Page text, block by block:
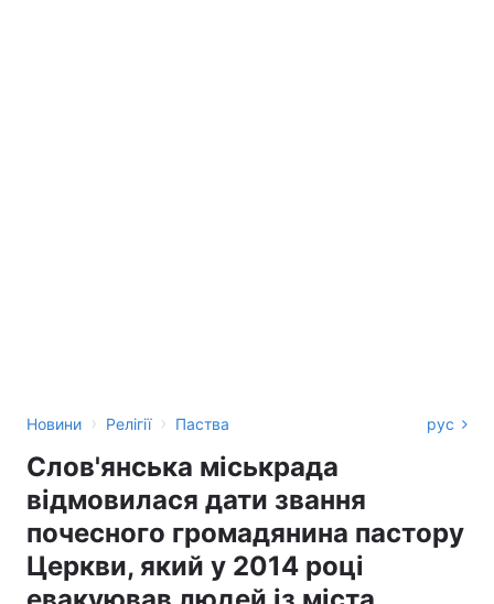
Новини › Релігії › Паства рус
Слов'янська міськрада
відмовилася дати звання
почесного громадянина пастору
Церкви, який у 2014 році